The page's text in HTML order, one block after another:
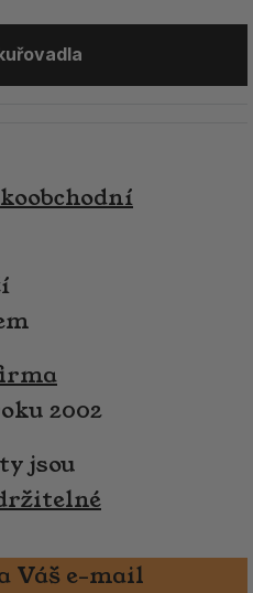
2002
jsou
Váš e-mail